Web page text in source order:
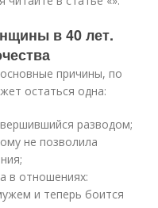
в 40 лет.
причины, по
остаться одна:
разводом;
не позволила
в отношениях:
и теперь боится